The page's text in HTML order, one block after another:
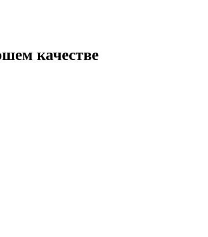
качестве